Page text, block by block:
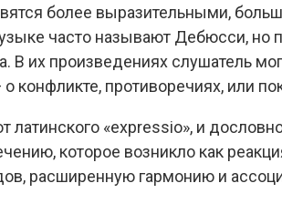
более выразительными,
часто называют Дебюсси, но
В их произведениях слушатель
конфликте, противоречиях, или
«expressio», и
которое возникло как
расширенную гармонию и